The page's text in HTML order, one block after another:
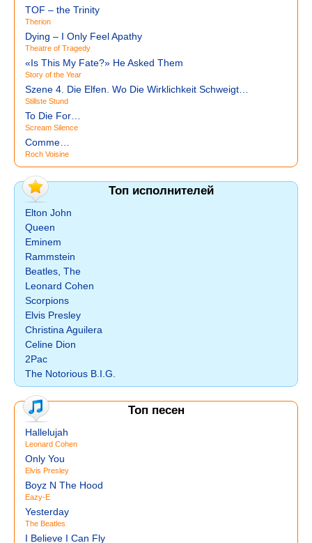
TOF – the Trinity
Therion
Dying – I Only Feel Apathy
Theatre of Tragedy
«Is This My Fate?» He Asked Them
Story of the Year
Szene 4. Die Elfen. Wo Die Wirklichkeit Schweigt…
Stillste Stund
To Die For…
Scream Silence
Comme…
Roch Voisine
Топ исполнителей
Elton John
Queen
Eminem
Rammstein
Beatles, The
Leonard Cohen
Scorpions
Elvis Presley
Christina Aguilera
Celine Dion
2Pac
The Notorious B.I.G.
Топ песен
Hallelujah
Leonard Cohen
Only You
Elvis Presley
Boyz N The Hood
Eazy-E
Yesterday
The Beatles
I Believe I Can Fly